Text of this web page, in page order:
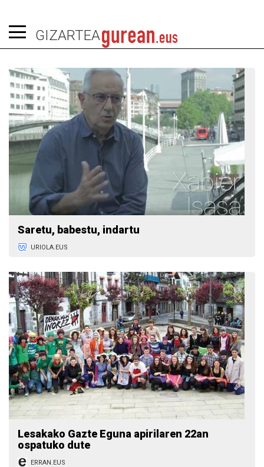
GIZARTEA
Saretu, babestu, indartu
URIOLA.EUS
Lesakako Gazte Eguna apirilaren 22an
ospatuko dute
ERRAN.EUS